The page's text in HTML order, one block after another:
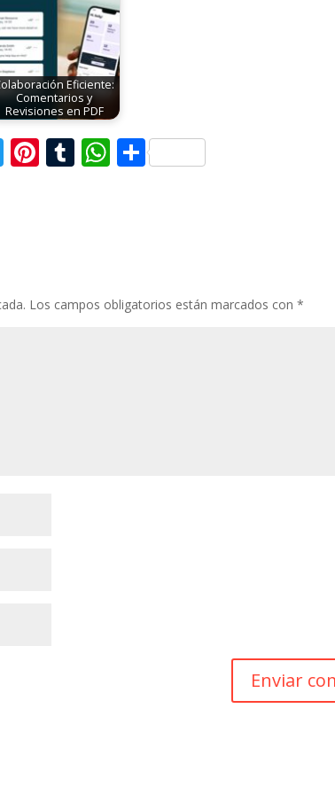
Eficiente:
Comentarios y
Revisiones en PDF
T
w
Pi
nt
T
u
W
h
p
p
C
o
ti
r
Los campos obligatorios están marcados con*